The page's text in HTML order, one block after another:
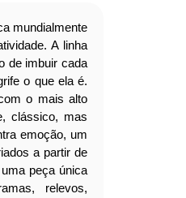
mundialmente
A linha
de imbuir cada
o que ela é.
o mais alto
clássico, mas
emoção, um
a partir de
peça única
relevos,